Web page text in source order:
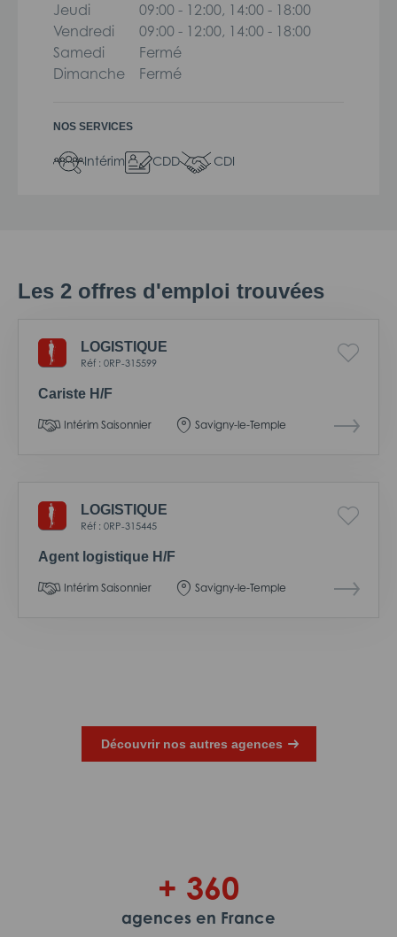
Jeudi
09:00 - 12:00, 14:00 - 18:00
Vendredi
09:00 - 12:00, 14:00 - 18:00
Samedi
Fermé
Dimanche
Fermé
NOS SERVICES
Intérim CDD CDI
Les 2 offres d'emploi trouvées
LOGISTIQUE
Réf : 0RP-315599
Cariste H/F
Intérim Saisonnier Savigny-le-Temple
LOGISTIQUE
Réf : 0RP-315445
Agent logistique H/F
Intérim Saisonnier Savigny-le-Temple
Découvrir nos autres agences
+ 360
agences en France